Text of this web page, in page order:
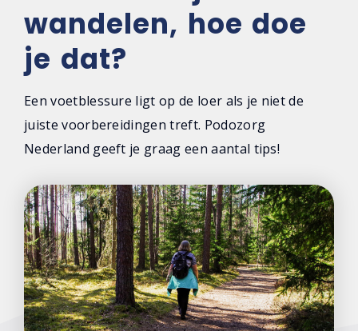
Contact
wandelen, hoe doe
je dat?
Een voetblessure ligt op de loer als je niet de
juiste voorbereidingen treft. Podozorg
Nederland geeft je graag een aantal tips!